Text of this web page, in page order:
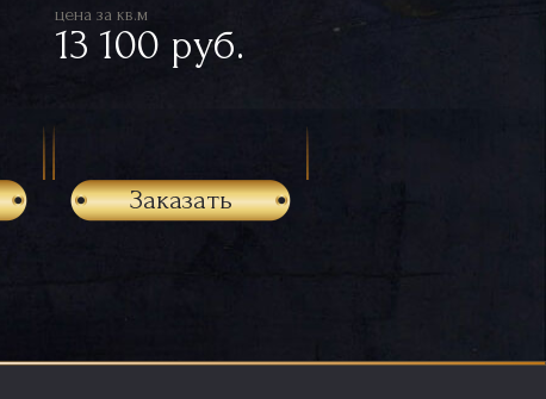
цена за кв.м
13 100 руб.
Заказать